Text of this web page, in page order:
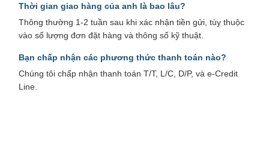
Thời gian giao hàng của anh là bao lâu?
Thông thường 1-2 tuần sau khi xác nhận tiền gửi, tùy thuộc
vào số lượng đơn đặt hàng và thông số kỹ thuật.
Bạn chấp nhận các phương thức thanh toán nào?
Chúng tôi chấp nhận thanh toán T/T, L/C, D/P, và e-Credit
Line.